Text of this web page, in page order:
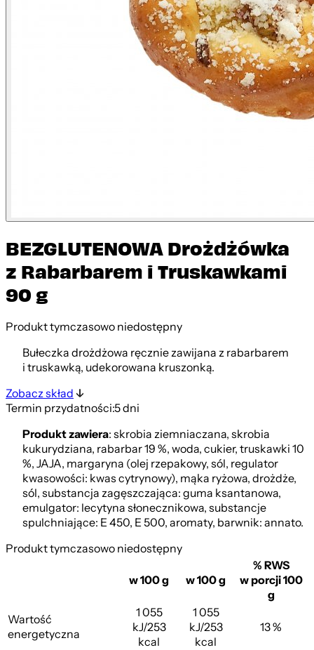
BEZGLUTENOWA Drożdżówka
z Rabarbarem i Truskawkami
90 g
Produkt tymczasowo niedostępny
Bułeczka drożdżowa ręcznie zawijana z rabarbarem
i truskawką, udekorowana kruszonką.
Zobacz skład
Termin przydatności:5 dni
Produkt zawiera: skrobia ziemniaczana, skrobia
kukurydziana, rabarbar 19 %, woda, cukier, truskawki 10
%, JAJA, margaryna (olej rzepakowy, sól, regulator
kwasowości: kwas cytrynowy), mąka ryżowa, drożdże,
sól, substancja zagęszczająca: guma ksantanowa,
emulgator: lecytyna słonecznikowa, substancje
spulchniające: E 450, E 500, aromaty, barwnik: annato.
Produkt tymczasowo niedostępny
w 100 g w 100 g
% RWS
w porcji 100
g
Wartość
energetyczna
1 055
kJ/253
kcal
1 055
kJ/253
kcal
13 %